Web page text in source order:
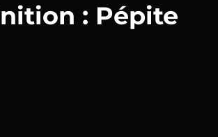
: Pépite